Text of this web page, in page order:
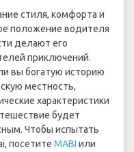
стиля, комфорта и
положение водителя
делают его
приключений.
вы богатую историю
местность,
характеристики
будет
Чтобы испытать
посетите MABI или